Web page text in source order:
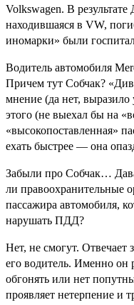
Volkswagen. В
находившаяся в VW,
иномарки» были
Водитель автомобиля
Причем тут Собчак?
мнение (да нет, выразило
этого (не выехал бы на
«высокопоставленная»
ехать быстрее — она
Забыли про Собчак…
ли правоохранительные
пассажира автомобиля,
нарушать ПДД?
Нет, не смогут. Отвечает
его водитель. Именно он
обгонять или нет
проявляет нетерпение и